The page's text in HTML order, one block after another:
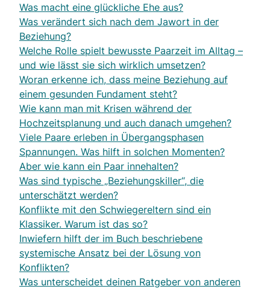
Was macht eine glückliche Ehe aus?
Was verändert sich nach dem Jawort in der
Beziehung?
Welche Rolle spielt bewusste Paarzeit im Alltag –
und wie lässt sie sich wirklich umsetzen?
Woran erkenne ich, dass meine Beziehung auf
einem gesunden Fundament steht?
Wie kann man mit Krisen während der
Hochzeitsplanung und auch danach umgehen?
Viele Paare erleben in Übergangsphasen
Spannungen. Was hilft in solchen Momenten?
Aber wie kann ein Paar innehalten?
Was sind typische „Beziehungskiller“, die
unterschätzt werden?
Konflikte mit den Schwiegereltern sind ein
Klassiker. Warum ist das so?
Inwiefern hilft der im Buch beschriebene
systemische Ansatz bei der Lösung von
Konflikten?
Was unterscheidet deinen Ratgeber von anderen